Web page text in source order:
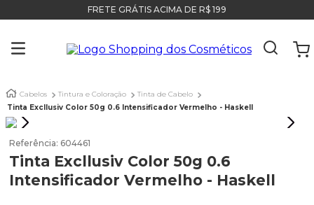
FRETE GRÁTIS ACIMA DE R$ 199
Cabelos Tintura e Coloração
Tinta de Cabelo
Tinta Excllusiv Color 50g 0.6 Intensificador Vermelho - Haskell
Referência: 604461
Tinta Excllusiv Color 50g 0.6
Intensificador Vermelho - Haskell